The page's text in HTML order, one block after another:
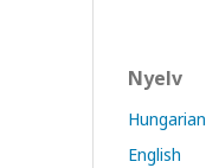
Nyelv
Hungarian
English